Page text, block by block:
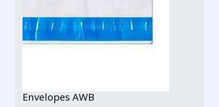
Envelopes AWB